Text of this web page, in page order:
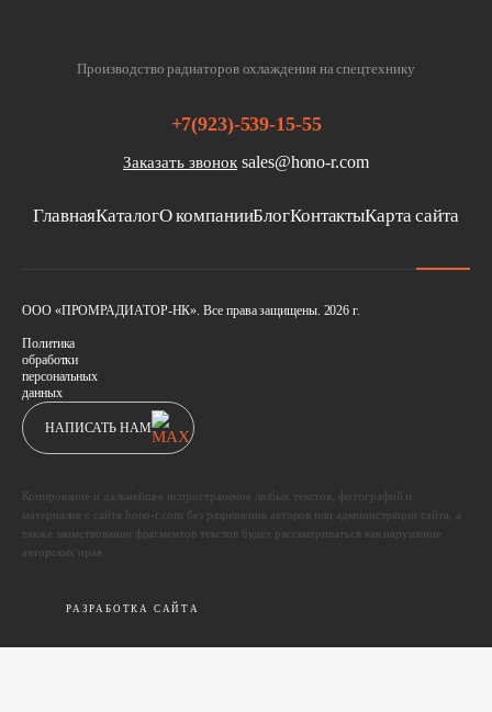
Производство радиаторов охлаждения на спецтехнику
ГлавнаяКаталогО компанииБлогКонтактыКарта сайта
+7(923)-539-15-55
Заказать звонок sales@hono-r.com
ООО «ПРОМРАДИАТОР-НК». Все права защищены. 2026 г.
Политика
обработки
персональных
данных
НАПИСАТЬ НАМ
Копирование и дальнейшее испространение любых текстов, фотографий и
материалов с сайта hono-r.com без разрешения авторов или администрации сайта, а
также заимствование фрагментов текстов будет рассматриваться как нарушение
авторских прав.
РАЗРАБОТКА САЙТА